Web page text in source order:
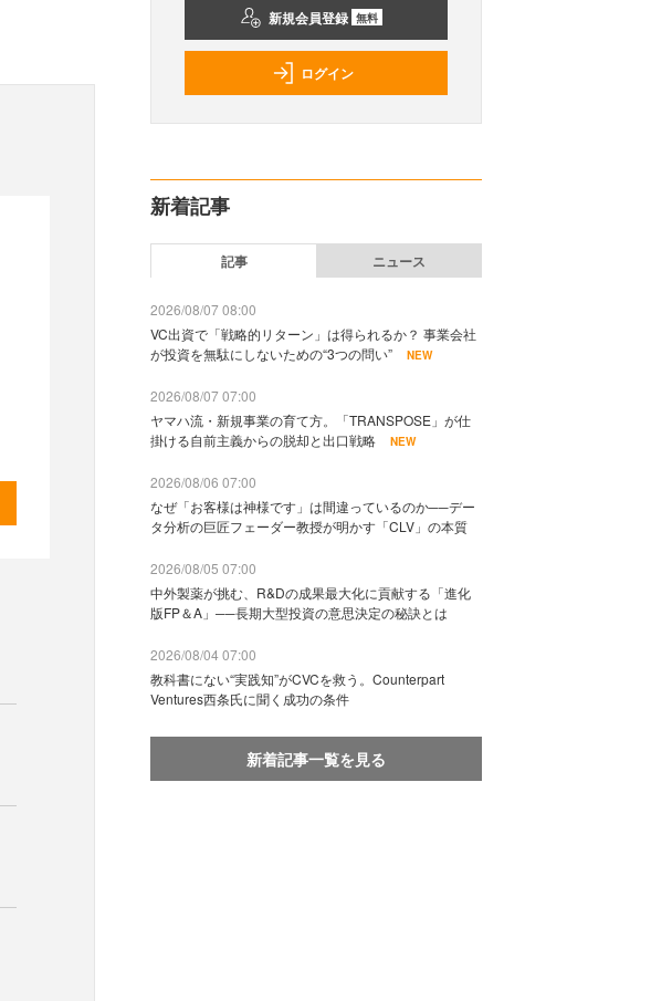
新規会員登録 無料
ログイン
新着記事
記事 ニュース
2026/08/07 08:00
VC出資で「戦略的リターン」は得られるか？ 事業会社
が投資を無駄にしないための“3つの問い”
NEW
2026/08/07 07:00
ヤマハ流・新規事業の育て方。「TRANSPOSE」が仕
掛ける自前主義からの脱却と出口戦略
NEW
2026/08/06 07:00
なぜ「お客様は神様です」は間違っているのか──デー
タ分析の巨匠フェーダー教授が明かす「CLV」の本質
2026/08/05 07:00
中外製薬が挑む、R&Dの成果最大化に貢献する「進化
版FP＆A」──長期大型投資の意思決定の秘訣とは
2026/08/04 07:00
教科書にない“実践知”がCVCを救う。Counterpart
Ventures西条氏に聞く成功の条件
新着記事一覧を見る